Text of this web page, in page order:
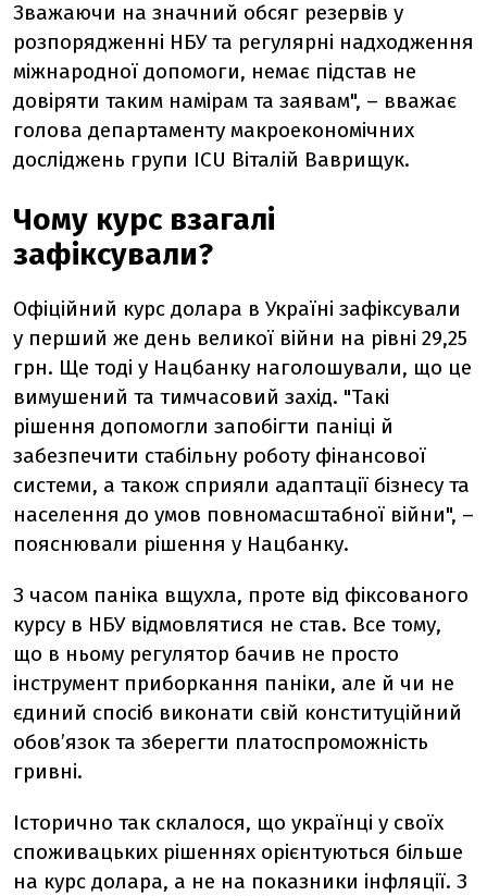
Зважаючи на значний обсяг резервів у
розпорядженні НБУ та регулярні надходження
міжнародної допомоги, немає підстав не
довіряти таким намірам та заявам", – вважає
голова департаменту макроекономічних
досліджень групи ICU Віталій Ваврищук.
Чому курс взагалі
зафіксували?
Офіційний курс долара в Україні зафіксували
у перший же день великої війни на рівні 29,25
грн. Ще тоді у Нацбанку наголошували, що це
вимушений та тимчасовий захід. "Такі
рішення допомогли запобігти паніці й
забезпечити стабільну роботу фінансової
системи, а також сприяли адаптації бізнесу та
населення до умов повномасштабної війни", –
пояснювали рішення у Нацбанку.
З часом паніка вщухла, проте від фіксованого
курсу в НБУ відмовлятися не став. Все тому,
що в ньому регулятор бачив не просто
інструмент приборкання паніки, але й чи не
єдиний спосіб виконати свій конституційний
обов’язок та зберегти платоспроможність
гривні.
Історично так склалося, що українці у своїх
споживацьких рішеннях орієнтуються більше
на курс долара, а не на показники інфляції. З